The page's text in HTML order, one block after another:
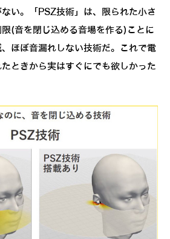
い。「PSZ技術」は、限られた小さ
(音を閉じ込める音場を作る)ことに
ほぼ音漏れしない技術だ。これで電
ときから実はすぐにでも欲しかった